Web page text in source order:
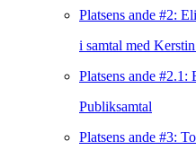
Platsens ande #2:
i samtal med
Platsens ande #2.1:
Publiksamtal
Platsens ande #3: